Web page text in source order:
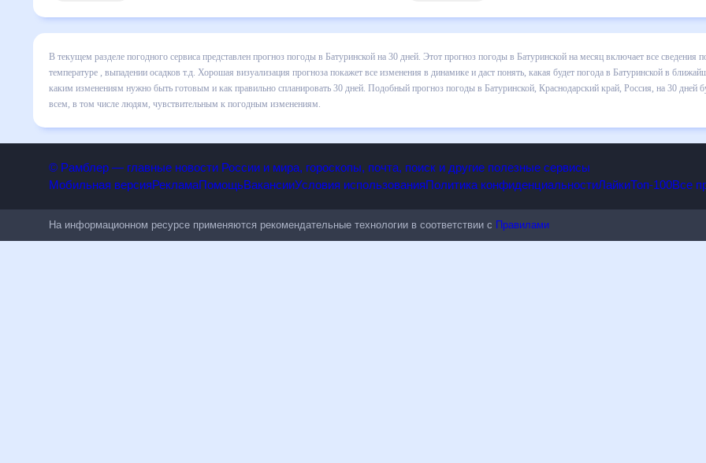
В текущем разделе погодного сервиса представлен прогноз погоды в Батуринской на 30 дней. Этот прогноз погоды в
месяц включает все сведения по дневной температуре , выпадении осадков т.д. Хорошая визуализация прогноза покажет все
динамике и даст понять, какая будет погода в Батуринской в ближайший месяц, к каким изменениям нужно быть готовым и как
спланировать 30 дней. Подобный прогноз погоды в Батуринской, Краснодарский край, Россия, на 30 дней будет полезен всем, в
© Рамблер — главные новости России и мира, гороскопы, почта, поиск и другие полезные сервисы
На информационном ресурсе применяются рекомендательные технологии в соответствии сПравилами